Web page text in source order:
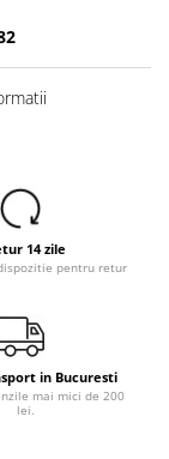
14 zile
pentru retur
in Bucuresti
mai mici de 200
lei.